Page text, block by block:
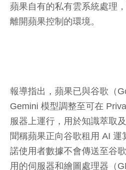
蘋果自有的私有雲系統處理
離開蘋果控制的環境。
報導指出，蘋果已與谷歌（
Gemini 模型調整至可在
服器上運行，用於知識萃取
聞稱蘋果正向谷歌租用 AI 運
諾使用者數據不會傳送至谷
用的伺服器和繪圖處理器（